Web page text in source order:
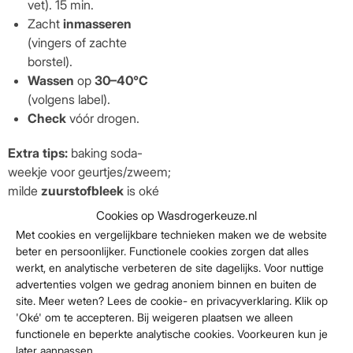
Cookies op Wasdrogerkeuze.nl
Met cookies en vergelijkbare technieken maken we de website
beter en persoonlijker. Functionele cookies zorgen dat alles
werkt, en analytische verbeteren de site dagelijks. Voor nuttige
advertenties volgen we gedrag anoniem binnen en buiten de
site. Meer weten? Lees de cookie- en privacyverklaring. Klik op
'Oké' om te accepteren. Bij weigeren plaatsen we alleen
functionele en beperkte analytische cookies. Voorkeuren kun je
later aanpassen.
vet). 15 min.
Zacht inmasseren
(vingers of zachte
borstel).
Wassen op 30–40°C
(volgens label).
Check vóór drogen.
Extra tips: baking soda-
weekje voor geurtjes/zweem;
milde zuurstofbleek is oké
voor kleurvaste items.
Vermijd: chloor, hoge droger-
hitte, agressieve
oplosmiddelen.
Denim
(spijkerstof):